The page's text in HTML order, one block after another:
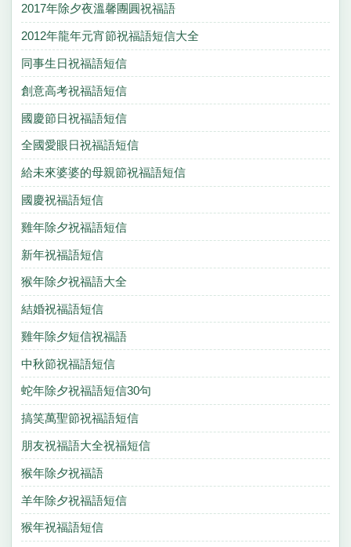
2017年除夕夜溫馨團圓祝福語
2012年龍年元宵節祝福語短信大全
同事生日祝福語短信
創意高考祝福語短信
國慶節日祝福語短信
全國愛眼日祝福語短信
給未來婆婆的母親節祝福語短信
國慶祝福語短信
雞年除夕祝福語短信
新年祝福語短信
猴年除夕祝福語大全
結婚祝福語短信
雞年除夕短信祝福語
中秋節祝福語短信
蛇年除夕祝福語短信30句
搞笑萬聖節祝福語短信
朋友祝福語大全祝福短信
猴年除夕祝福語
羊年除夕祝福語短信
猴年祝福語短信